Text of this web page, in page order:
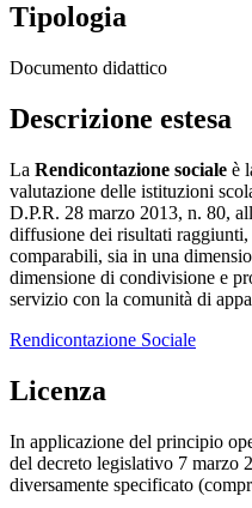
Tipologia
Documento didattico
Descrizione estesa
La Rendicontazione sociale è
valutazione delle istituzioni
D.P.R. 28 marzo 2013, n. 80,
diffusione dei risultati
comparabili, sia in una
dimensione di condivisione e
servizio con la comunità di
Rendicontazione Sociale
Licenza
In applicazione del principio
del decreto legislativo 7 marzo
diversamente specificato